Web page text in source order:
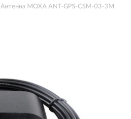
Антенна MOXA ANT-GPS-CSM-03-3M